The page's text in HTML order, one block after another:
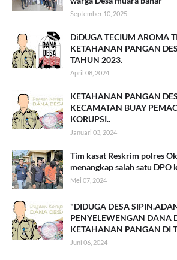
September 10, 2025
DiDUGA TECIUM AROMA
KETAHANAN PANGAN
TAHUN 2023.
April 08, 2024
KETAHANAN PANGAN
KECAMATAN BUAY
KORUPSI..
Januari 03, 2024
Tim kasat Reskrim polres
menangkap salah satu DPO
Mei 07, 2024
"DIDUGA DESA
PENYELEWENGAN DANA
KETAHANAN PANGAN DI
Juni 06, 2024